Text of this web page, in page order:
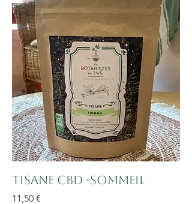
Tisane CBD -Sommeil
Prix
11,50 €